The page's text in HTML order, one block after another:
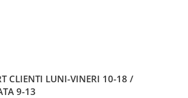
CLIENTI LUNI-VINERI 10-18 /
9-13